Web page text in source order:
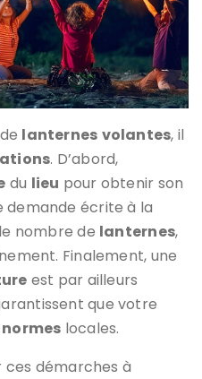
de lanternes volantes, il
. D’abord,
du lieu pour obtenir son
demande écrite à la
nombre de lanternes,
Finalement, une
est par ailleurs
que votre
normes locales.
ces démarches à